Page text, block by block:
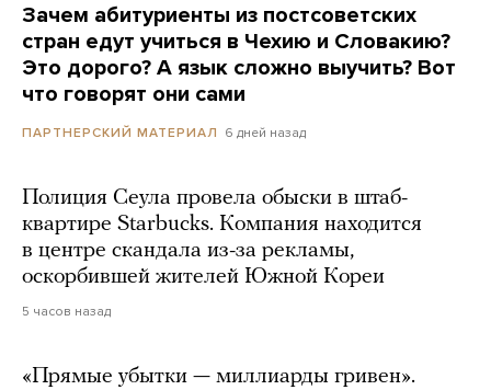
Зачем абитуриенты из постсоветских
стран едут учиться в Чехию и Словакию?
Это дорого? А язык сложно выучить? Вот
что говорят они сами
ПАРТНЕРСКИЙ МАТЕРИАЛ 6 дней назад
Полиция Сеула провела обыски в штаб-
квартире Starbucks. Компания находится
в центре скандала из-за рекламы,
оскорбившей жителей Южной Кореи
5 часов назад
«Прямые убытки — миллиарды гривен».